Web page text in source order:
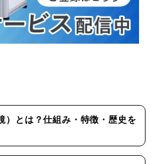
）とは？仕組み・特徴・歴史を